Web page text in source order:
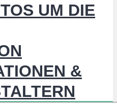
UM DIE
&